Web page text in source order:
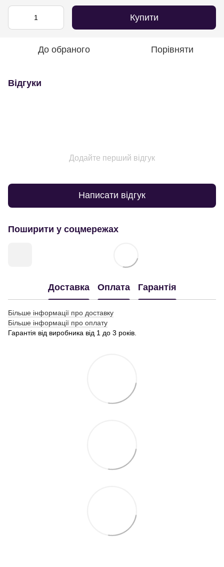
Купити
До обраного Порівняти
Відгуки
Додайте перший відгук
Написати відгук
Поширити у соцмережах
Доставка Оплата Гарантія
Більше інформації про доставку
Більше інформації про оплату
Гарантія від виробника від 1 до 3 років.